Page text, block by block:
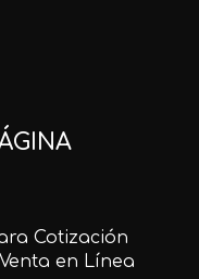
Cotización
en Línea